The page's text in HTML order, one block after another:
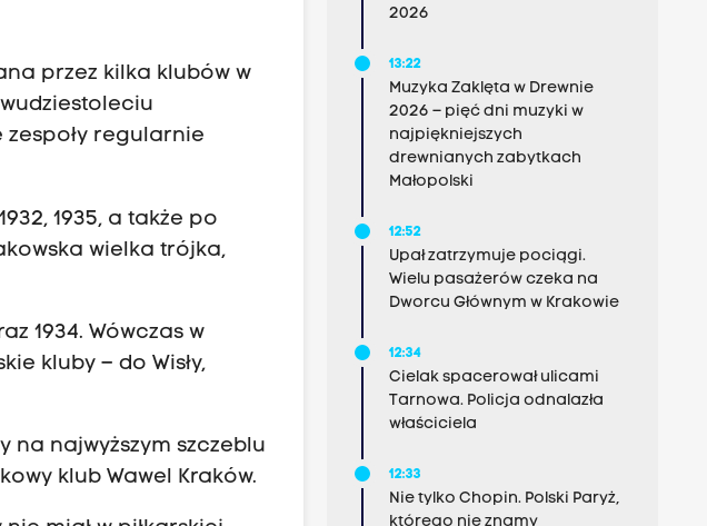
przez kilka klubów w
regularnie
1935, a także po
wielka trójka,
1934. Wówczas w
kluby – do Wisły,
na najwyższym szczeblu
klub Wawel Kraków.
2026
13:22
Muzyka Zaklęta w Drewnie
2026 – pięć dni muzyki w
najpiękniejszych
drewnianych zabytkach
Małopolski
12:52
Upał zatrzymuje pociągi.
Wielu pasażerów czeka na
Dworcu Głównym w Krakowie
12:34
Cielak spacerował ulicami
Tarnowa. Policja odnalazła
właściciela
12:33
Nie tylko Chopin. Polski Paryż,
którego nie znamy